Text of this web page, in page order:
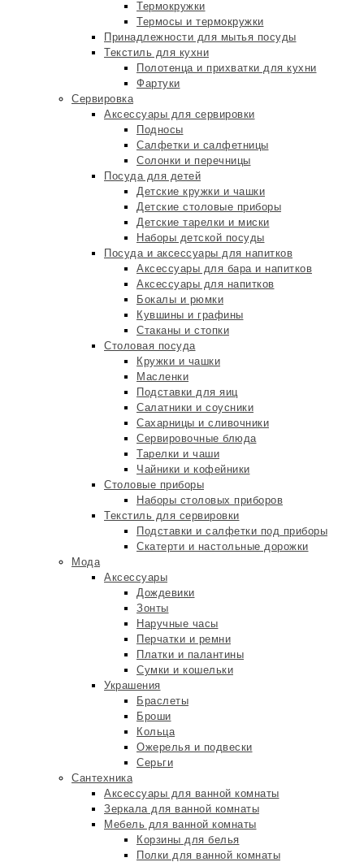
Термокружки
Термосы и термокружки
Принадлежности для мытья посуды
Текстиль для кухни
Полотенца и прихватки для кухни
Фартуки
Сервировка
Аксессуары для сервировки
Подносы
Салфетки и салфетницы
Солонки и перечницы
Посуда для детей
Детские кружки и чашки
Детские столовые приборы
Детские тарелки и миски
Наборы детской посуды
Посуда и аксессуары для напитков
Аксессуары для бара и напитков
Аксессуары для напитков
Бокалы и рюмки
Кувшины и графины
Стаканы и стопки
Столовая посуда
Кружки и чашки
Масленки
Подставки для яиц
Салатники и соусники
Сахарницы и сливочники
Сервировочные блюда
Тарелки и чаши
Чайники и кофейники
Столовые приборы
Наборы столовых приборов
Текстиль для сервировки
Подставки и салфетки под приборы
Скатерти и настольные дорожки
Мода
Аксессуары
Дождевики
Зонты
Наручные часы
Перчатки и ремни
Платки и палантины
Сумки и кошельки
Украшения
Браслеты
Броши
Кольца
Ожерелья и подвески
Серьги
Сантехника
Аксессуары для ванной комнаты
Зеркала для ванной комнаты
Мебель для ванной комнаты
Корзины для белья
Полки для ванной комнаты